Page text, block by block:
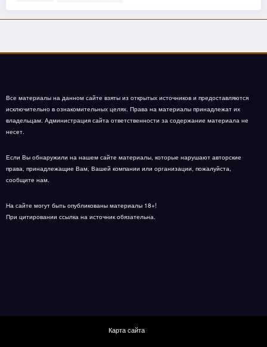
Все материалы на данном сайте взяты из открытых источников и предоставляются
исключительно в ознакомительных целях. Права на материалы принадлежат их
владельцам. Администрация сайта ответственности за содержание материала не
несет.
Если Вы обнаружили на нашем сайте материалы, которые нарушают авторские
права, принадлежащие Вам, Вашей компании или организации, пожалуйста,
сообщите нам.
На сайте могут быть опубликованы материалы 18+!
При цитировании ссылка на источник обязательна.
Карта сайта